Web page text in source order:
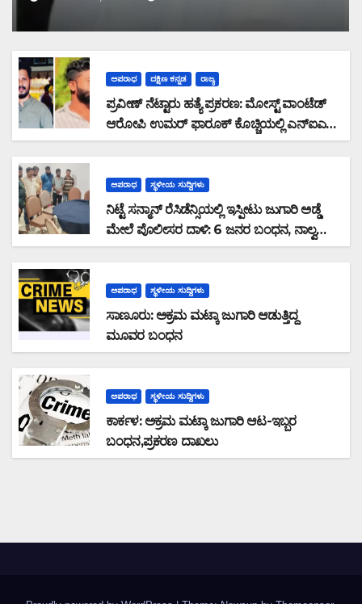
ಅಪರಾಧ ದಕ್ಷಿಣ ಕನ್ನಡ ರಾಜ್ಯ
ಪ್ರವೀಣ್ ನೆಟ್ಟಾರು ಹತ್ಯೆ ಪ್ರಕರಣ: ಮೋಸ್ಟ್ ವಾಂಟೆಡ್
ಆರೋಪಿ ಉಮರ್ ಫಾರೂಕ್ ಕೊಚ್ಚಿಯಲ್ಲಿ ಎನ್‌ಐಎ
ವಶಕ್ಕೆ
ಅಪರಾಧ ಸ್ಥಳೀಯ ಸುದ್ದಿಗಳು
ನಿಟ್ಟೆ ಸನ್ಮಾನ್ ರೆಸಿಡೆನ್ಸಿಯಲ್ಲಿ ಇಸ್ಪೀಟು ಜುಗಾರಿ ಅಡ್ಡೆ
ಮೇಲೆ ಪೊಲೀಸರ ದಾಳಿ: 6 ಜನರ ಬಂಧನ, ನಾಲ್ವರು
ಪರಾರಿ: ನಗದು ಹಾಗೂ ಮೊಬೈಲ್ ವಶ
ಅಪರಾಧ ಸ್ಥಳೀಯ ಸುದ್ದಿಗಳು
ಸಾಣೂರು: ಅಕ್ರಮ ಮಟ್ಕಾ ಜುಗಾರಿ ಆಡುತ್ತಿದ್ದ
ಮೂವರ ಬಂಧನ
ಅಪರಾಧ ಸ್ಥಳೀಯ ಸುದ್ದಿಗಳು
ಕಾರ್ಕಳ: ಅಕ್ರಮ ಮಟ್ಕಾ ಜುಗಾರಿ ಆಟ-ಇಬ್ಬರ
ಬಂಧನ,ಪ್ರಕರಣ ದಾಖಲು